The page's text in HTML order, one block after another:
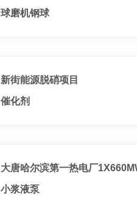
磨机钢球
街能源脱硝项目
化剂
唐哈尔滨第一热电厂
浆液泵